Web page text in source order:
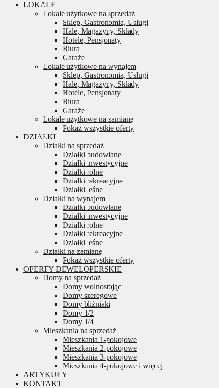
LOKALE
Lokale użytkowe na sprzedaż
Sklep, Gastronomia, Usługi
Hale, Magazyny, Składy
Hotele, Pensjonaty
Biura
Garaże
Lokale użytkowe na wynajem
Sklep, Gastronomia, Usługi
Hale, Magazyny, Składy
Hotele, Pensjonaty
Biura
Garaże
Lokale użytkowe na zamianę
Pokaż wszystkie oferty
DZIAŁKI
Działki na sprzedaż
Działki budowlane
Działki inwestycyjne
Działki rolne
Działki rekreacyjne
Działki leśne
Działki na wynajem
Działki budowlane
Działki inwestycyjne
Działki rolne
Działki rekreacyjne
Działki leśne
Działki na zamianę
Pokaż wszystkie oferty
OFERTY DEWELOPERSKIE
Domy na sprzedaż
Domy wolnostojąc
Domy szeregowe
Domy bliźniaki
Domy 1/2
Domy 1/4
Mieszkania na sprzedaż
Mieszkania 1-pokojowe
Mieszkania 2-pokojowe
Mieszkania 3-pokojowe
Mieszkania 4-pokojowe i więcej
ARTYKUŁY
KONTAKT